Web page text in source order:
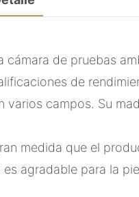
de pruebas
de
campos. Su
medida que el
agradable para la